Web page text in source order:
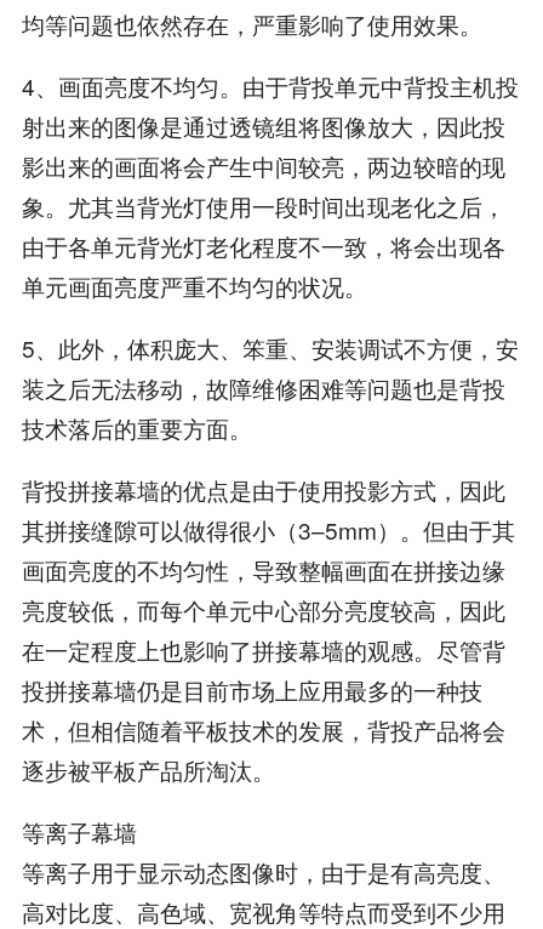
均等问题也依然存在，严重影响了使用效果。
4、画面亮度不均匀。由于背投单元中背投主机投
射出来的图像是通过透镜组将图像放大，因此投
影出来的画面将会产生中间较亮，两边较暗的现
象。尤其当背光灯使用一段时间出现老化之后，
由于各单元背光灯老化程度不一致，将会出现各
单元画面亮度严重不均匀的状况。
5、此外，体积庞大、笨重、安装调试不方便，安
装之后无法移动，故障维修困难等问题也是背投
技术落后的重要方面。
背投拼接幕墙的优点是由于使用投影方式，因此
其拼接缝隙可以做得很小（3–5mm）。但由于其
画面亮度的不均匀性，导致整幅画面在拼接边缘
亮度较低，而每个单元中心部分亮度较高，因此
在一定程度上也影响了拼接幕墙的观感。尽管背
投拼接幕墙仍是目前市场上应用最多的一种技
术，但相信随着平板技术的发展，背投产品将会
逐步被平板产品所淘汰。
等离子幕墙
等离子用于显示动态图像时，由于是有高亮度、
高对比度、高色域、宽视角等特点而受到不少用